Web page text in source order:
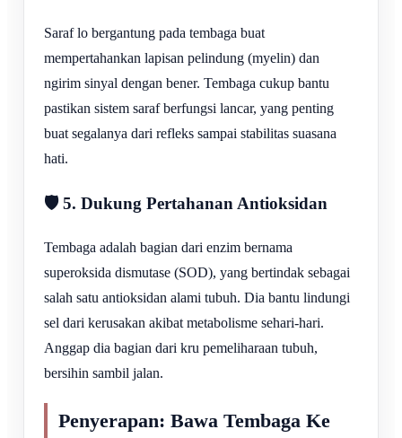
Saraf lo bergantung pada tembaga buat
mempertahankan lapisan pelindung (myelin) dan
ngirim sinyal dengan bener. Tembaga cukup bantu
pastikan sistem saraf berfungsi lancar, yang penting
buat segalanya dari refleks sampai stabilitas suasana
hati.
🛡️ 5. Dukung Pertahanan Antioksidan
Tembaga adalah bagian dari enzim bernama
superoksida dismutase (SOD), yang bertindak sebagai
salah satu antioksidan alami tubuh. Dia bantu lindungi
sel dari kerusakan akibat metabolisme sehari-hari.
Anggap dia bagian dari kru pemeliharaan tubuh,
bersihin sambil jalan.
Penyerapan: Bawa Tembaga Ke